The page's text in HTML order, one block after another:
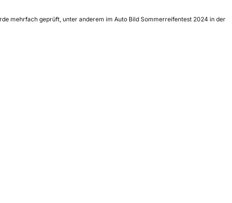
mehrfach geprüft, unter anderem im Auto Bild Sommerreifentest 2024 in der